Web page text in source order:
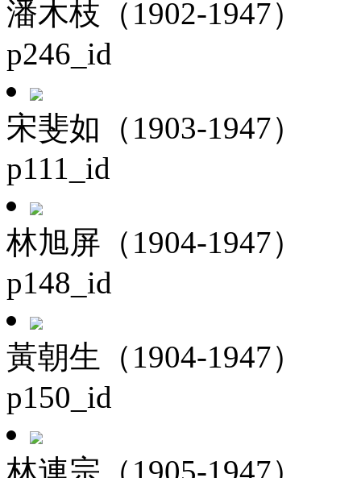
潘木枝（1902-1947）
p246_id
宋斐如（1903-1947）
p111_id
林旭屏（1904-1947）
p148_id
黃朝生（1904-1947）
p150_id